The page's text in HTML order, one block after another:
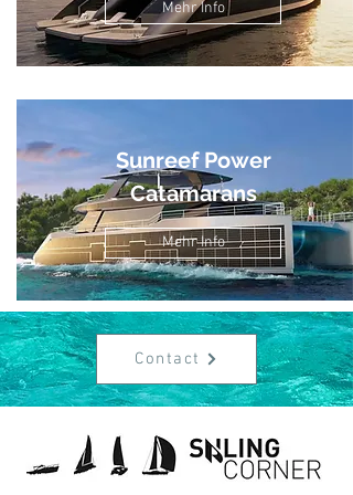
Mehr Info
Sunreef Power
Catamarans
Mehr Info
Contact